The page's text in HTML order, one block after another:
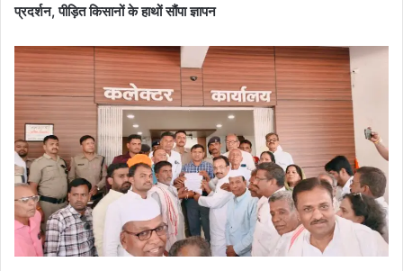
प्रदर्शन, पीड़ित किसानों के हाथों सौंपा ज्ञापन